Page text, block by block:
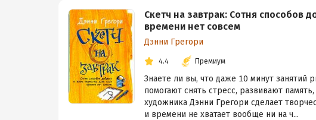
Скетч на завтрак: Сотня способов
времени нет совсем
Дэнни Грегори
4.4 Премиум
Знаете ли вы, что даже 10 минут занятий
помогают снять стресс, развивают
художника Дэнни Грегори сделает
и времени не хватает вообще ни на ч...